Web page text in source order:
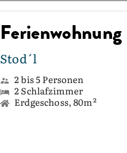
Ferienwohnung
Stod´l
2 bis 5 Personen
2 Schlafzimmer
Erdgeschoss, 80m²